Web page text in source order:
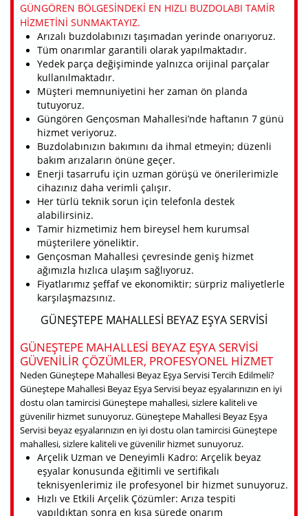
GÜNGÖREN BÖLGESINDEKI EN HIZLI BUZDOLABI TAMIR
HIZMETINI SUNMAKTAYIZ.
Arızalı buzdolabınızı taşımadan yerinde onarıyoruz.
Tüm onarımlar garantili olarak yapılmaktadır.
Yedek parça değişiminde yalnızca orijinal parçalar
kullanılmaktadır.
Müşteri memnuniyetini her zaman ön planda
tutuyoruz.
Güngören Gençosman Mahallesi’nde haftanın 7 günü
hizmet veriyoruz.
Buzdolabınızın bakımını da ihmal etmeyin; düzenli
bakım arızaların önüne geçer.
Enerji tasarrufu için uzman görüşü ve önerilerimizle
cihazınız daha verimli çalışır.
Her türlü teknik sorun için telefonla destek
alabilirsiniz.
Tamir hizmetimiz hem bireysel hem kurumsal
müşterilere yöneliktir.
Gençosman Mahallesi çevresinde geniş hizmet
ağımızla hızlıca ulaşım sağlıyoruz.
Fiyatlarımız şeffaf ve ekonomiktir; sürpriz maliyetlerle
karşılaşmazsınız.
GÜNEŞTEPE MAHALLESI BEYAZ EŞYA SERVISI
GÜNEŞTEPE MAHALLESI BEYAZ EŞYA SERVISI
GÜVENILIR ÇÖZÜMLER, PROFESYONEL HIZMET
Neden Güneştepe Mahallesi Beyaz Eşya Servisi Tercih Edilmeli?
Güneştepe Mahallesi Beyaz Eşya Servisi beyaz eşyalarınızın en iyi
dostu olan tamircisi Güneştepe mahallesi, sizlere kaliteli ve
güvenilir hizmet sunuyoruz. Güneştepe Mahallesi Beyaz Eşya
Servisi beyaz eşyalarınızın en iyi dostu olan tamircisi Güneştepe
mahallesi, sizlere kaliteli ve güvenilir hizmet sunuyoruz.
Arçelik Uzman ve Deneyimli Kadro: Arçelik beyaz
eşyalar konusunda eğitimli ve sertifikalı
teknisyenlerimiz ile profesyonel bir hizmet sunuyoruz.
Hızlı ve Etkili Arçelik Çözümler: Arıza tespiti
yapıldıktan sonra en kısa sürede onarım